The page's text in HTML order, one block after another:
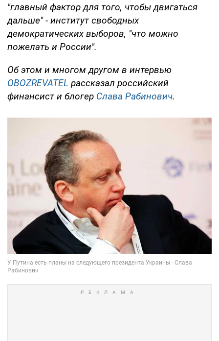
"главный фактор для того, чтобы двигаться
дальше" - институт свободных
демократических выборов, "что можно
пожелать и России".
Об этом и многом другом в интервью
OBOZREVATEL рассказал российский
финансист и блогер Слава Рабинович.